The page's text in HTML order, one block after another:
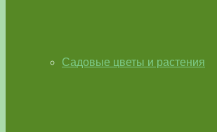
Садовые цветы и растения